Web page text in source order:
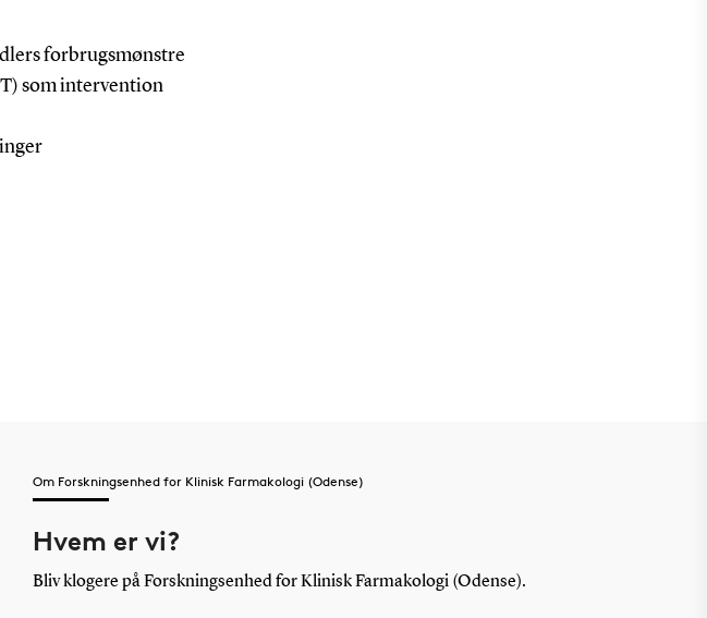
forbrugsmønstre
som intervention
Om Forskningsenhed for Klinisk Farmakologi (Odense)
Hvem er vi?
Bliv klogere på Forskningsenhed for Klinisk Farmakologi (Odense).